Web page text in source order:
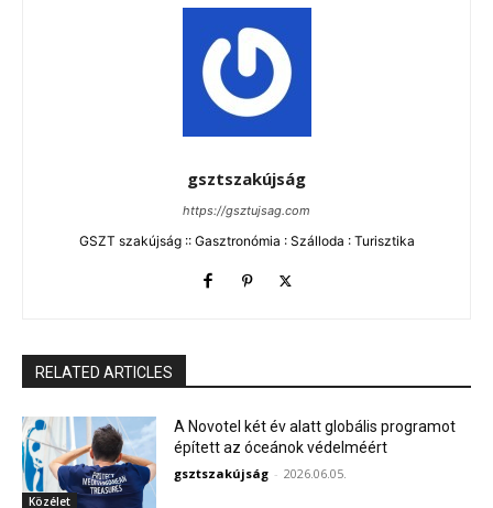
gsztszakújság
https://gsztujsag.com
GSZT szakújság :: Gasztronómia : Szálloda : Turisztika
RELATED ARTICLES
Közélet
A Novotel két év alatt globális programot
épített az óceánok védelméért
gsztszakújság - 2026.06.05.